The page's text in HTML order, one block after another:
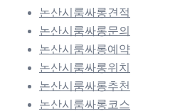
논산시룸싸롱견적
논산시룸싸롱문의
논산시룸싸롱예약
논산시룸싸롱위치
논산시룸싸롱추천
논산시룸싸롱코스